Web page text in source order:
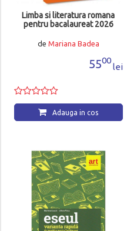
Limba si literatura romana
pentru bacalaureat 2026
de Mariana Badea
5500
lei
Adauga in cos